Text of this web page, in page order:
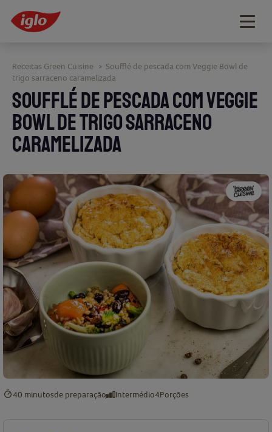
SOUFFLÉ DE PESCADA COM VEGGIE
BOWL DE TRIGO SARRACENO
CARAMELIZADA
Receitas Green Cuisine > Soufflé de pescada com Veggie Bowl de
trigo sarraceno caramelizada
40 minutosde preparação Intermédio4Porções